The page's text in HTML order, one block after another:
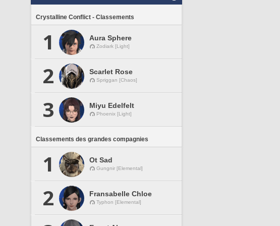
Crystalline Conflict - Classements
1 Aura Sphere
Zodiark [Light]
2 Scarlet Rose
Spriggan [Chaos]
3 Miyu Edelfelt
Phoenix [Light]
Classements des grandes compagnies
1 Ot Sad
Gungnir [Elemental]
2 Fransabelle Chloe
Typhon [Elemental]